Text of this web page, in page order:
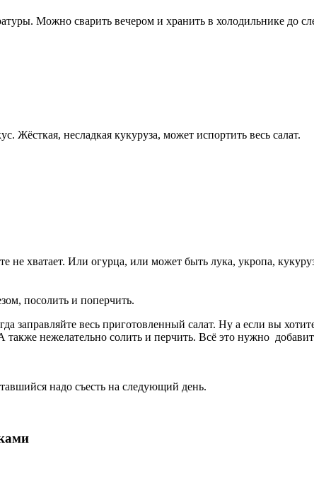
Можно сварить вечером и хранить в холодильнике до
Жёсткая, несладкая кукуруза, может испортить весь салат.
не хватает. Или огурца, или может быть лука, укропа,
посолить и поперчить.
заправляйте весь приготовленный салат. Ну а если вы
нежелательно солить и перчить. Всё это нужно
надо съесть на следующий день.